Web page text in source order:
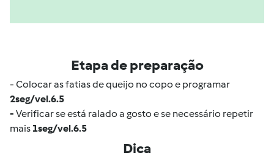
Etapa de preparação
- Colocar as fatias de queijo no copo e programar
2seg/vel.6.5
- Verificar se está ralado a gosto e se necessário repetir
mais 1seg/vel.6.5
Dica